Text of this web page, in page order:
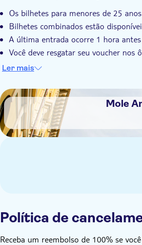
Os bilhetes para menores de 25
Bilhetes combinados estão
A última entrada ocorre 1 hora
Você deve resgatar seu voucher nos
Apresente este voucher a qualquer
de Bilheteria da City Sightseeing
Ler mais
DSA1Mole Antonelliana e Museu
Mole
Política de
Receba um reembolso de 100% se